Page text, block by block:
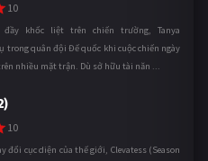
10
đầy khốc liệt trên chiến trường, Tanya
trong quân đội Đế quốc khi cuộc chiến ngày
nhiều mặt trận. Dù sở hữu tài năn ...
10
đổi cục diện của thế giới, Clevatess (Season